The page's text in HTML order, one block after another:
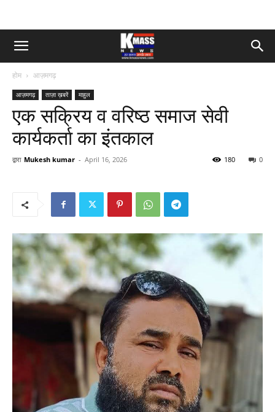
होम आज़मगढ़
आज़मगढ़ ताज़ा ख़बरें माहुल
एक सक्रिय व वरिष्ठ समाज सेवी
कार्यकर्ता का इंतकाल
द्वारा Mukesh kumar - April 16, 2026 0
180